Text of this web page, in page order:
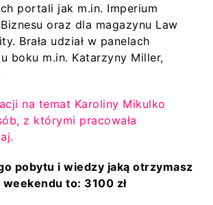
portali jak m.in. Imperium
oraz dla magazynu Law
Brała udział w panelach
boku m.in. Katarzyny Miller,
na temat Karoliny Mikulko
z którymi pracowała
pobytu i wiedzy jaką otrzymasz
to: 3100 zł